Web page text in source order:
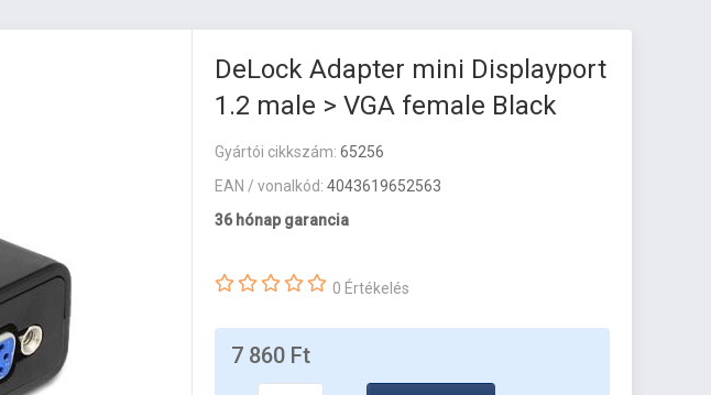
DeLock Adapter mini Displayport
1.2 male > VGA female Black
Gyártói cikkszám:65256
EAN / vonalkód:4043619652563
36 hónap garancia
0 Értékelés
7 860 Ft